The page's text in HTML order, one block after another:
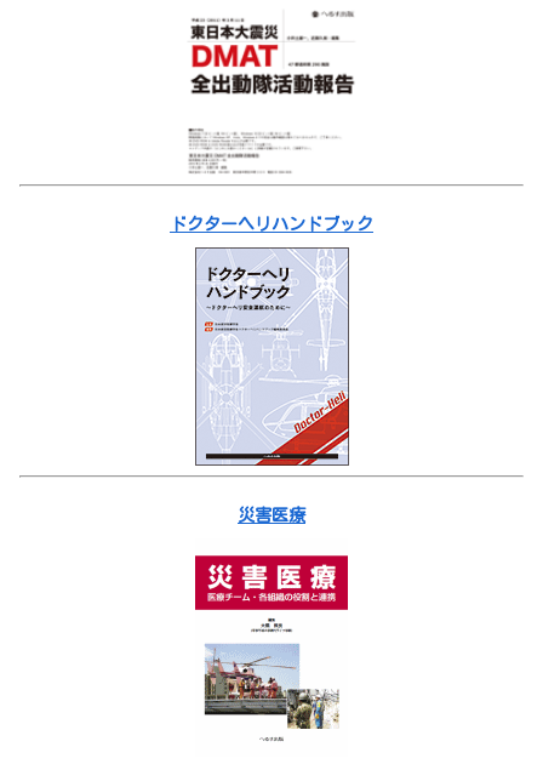
ドクターヘリハンドブック
災害医療